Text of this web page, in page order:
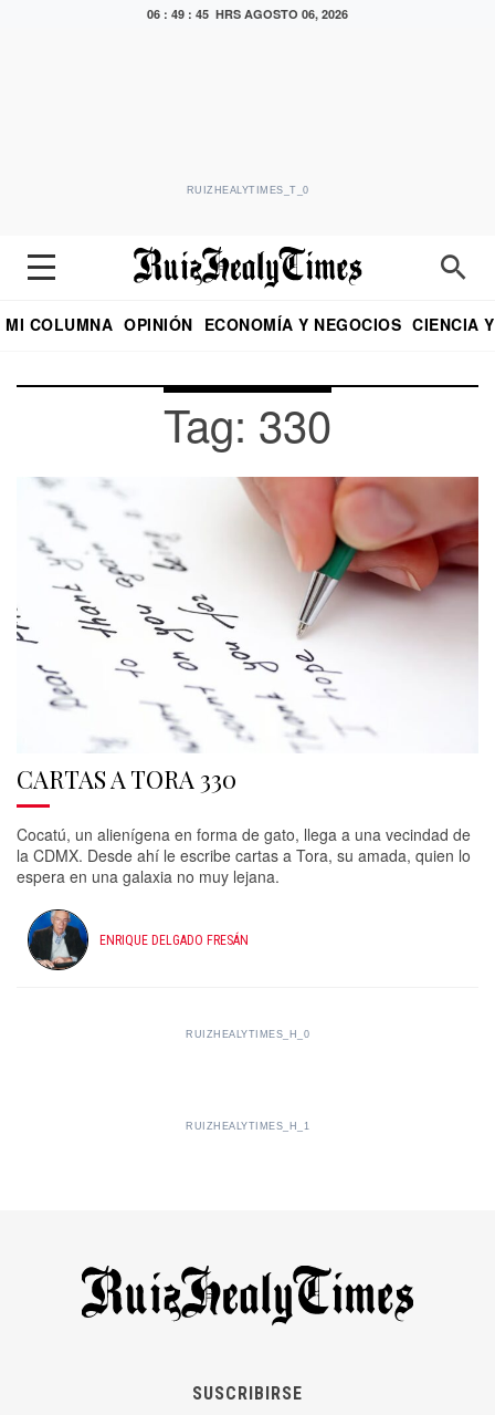
06 : 49 : 45 HRS AGOSTO 06, 2026
RUIZHEALYTIMES_T_0
MI COLUMNA OPINIÓN ECONOMÍA Y NEGOCIOS CIENCIA
Tag: 330
CARTAS A TORA 330
Cocatú, un alienígena en forma de gato, llega a una vecindad de
la CDMX. Desde ahí le escribe cartas a Tora, su amada, quien lo
espera en una galaxia no muy lejana.
ENRIQUE DELGADO FRESÁN
RUIZHEALYTIMES_H_0
RUIZHEALYTIMES_H_1
SUSCRIBIRSE